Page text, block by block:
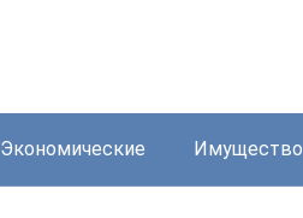
Экономические Имущество